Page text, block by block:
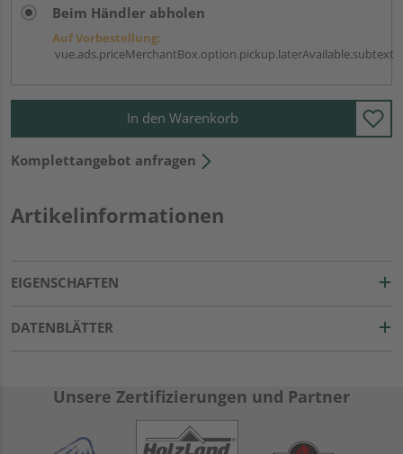
Beim Händler abholen
Auf Vorbestellung:
vue.ads.priceMerchantBox.option.pickup.laterAvailable.subtext
In den Warenkorb
Komplettangebot anfragen
Artikelinformationen
EIGENSCHAFTEN
DATENBLÄTTER
Unsere Zertifizierungen und Partner